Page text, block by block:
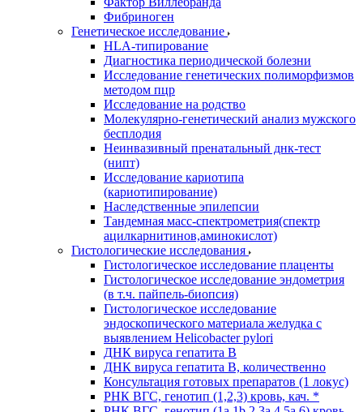
Фибриноген
Генетическое исследование
HLA-типирование
Диагностика периодической болезни
Исследование генетических полиморфизмов
методом пцр
Исследование на родство
Молекулярно-генетический анализ мужского
бесплодия
Неинвазивный пренатальный днк-тест
(нипт)
Исследование кариотипа
(кариотипирование)
Наследственные эпилепсии
Тандемная масс-спектрометрия(спектр
ацилкарнитинов,аминокислот)
Гистологические исследования
Гистологическое исследование плаценты
Гистологическое исследование эндометрия
(в т.ч. пайпель-биопсия)
Гистологическое исследование
эндоскопического материала желудка с
выявлением Helicobacter pylori
ДНК вируса гепатита B
ДНК вируса гепатита B, количественно
Консультация готовых препаратов (1 локус)
РНК ВГC, генотип (1,2,3) кровь, кач. *